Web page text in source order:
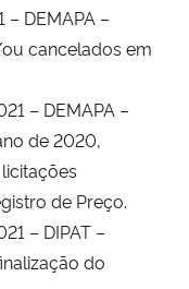
DEMAPA –
cancelados em
– DEMAPA –
de 2020,
de Preço.
– DIPAT –
do